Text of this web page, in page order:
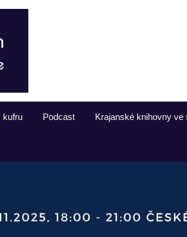
kufru Podcast Krajanské knihovny ve